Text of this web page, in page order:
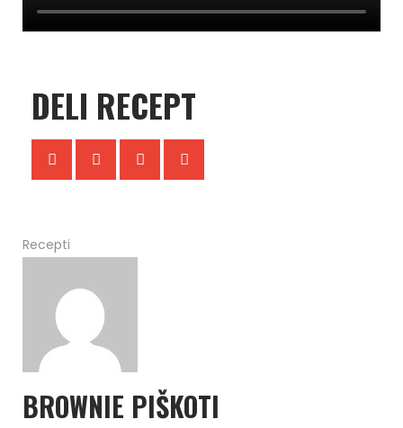
DELI RECEPT
Recepti
BROWNIE PIŠKOTI